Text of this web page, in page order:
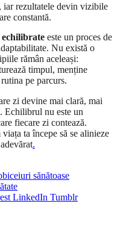
iar rezultatele devin vizibile
constantă.
este un proces de
Nu există o
rămân aceleași:
timpul, menține
pe parcurs.
zi devine mai clară, mai
Echilibrul nu este un
fiecare zi contează.
ta începe să se alinieze
.
sănătoase
LinkedIn Tumblr